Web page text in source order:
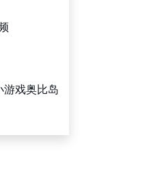
戏奥比岛